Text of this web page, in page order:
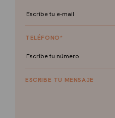
TELÉFONO*
ESCRIBE TU MENSAJE